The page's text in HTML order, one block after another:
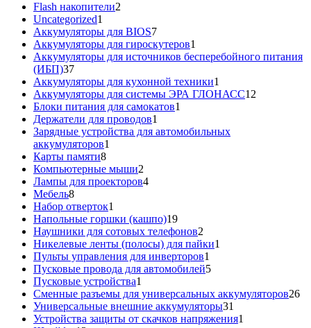
Flash накопители2
Uncategorized1
товар
Аккумуляторы для BIOS77
товаров
Аккумуляторы для гироскутеров1
товар
Аккумуляторы для источников бесперебойного питания
(ИБП)3737
товаров
Аккумуляторы для кухонной техники1
товар
Аккумуляторы для системы ЭРА ГЛОНАСС12
Блоки питания для самокатов1
Держатели для проводов1
товар
Зарядные устройства для автомобильных
аккумуляторов1
Карты памяти88
товаров
Компьютерные мыши2
товара
Лампы для проекторов44
Мебель88
товаров
Набор отверток1
товар
Напольные горшки (кашпо)1919
товаров
Наушники для сотовых телефонов2
товара
Никелевые ленты (полосы) для пайки1
Пульты управления для инверторов1
товар
Пусковые провода для автомобилей55
Пусковые устройства1
товар
Сменные разъемы для универсальных аккумуляторов2626
Универсальные внешние аккумуляторы31
товар
Устройства защиты от скачков напряжения1